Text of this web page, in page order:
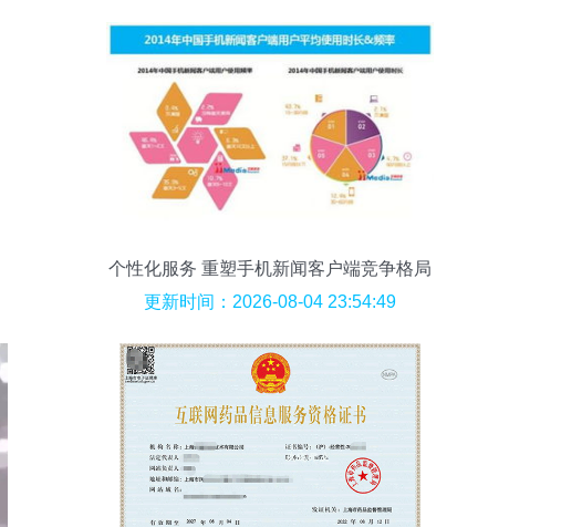
个性化服务 重塑手机新闻客户端竞争格局
更新时间：2026-08-04 23:54:49